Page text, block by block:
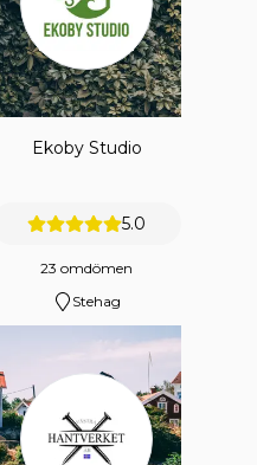
Ekoby Studio
5.0
23 omdömen
Stehag